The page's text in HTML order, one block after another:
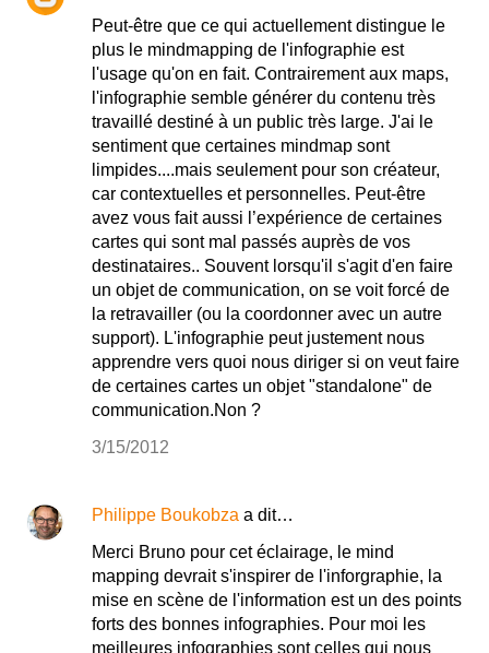
Peut-être que ce qui actuellement distingue le
plus le mindmapping de l'infographie est
l'usage qu'on en fait. Contrairement aux maps,
l'infographie semble générer du contenu très
travaillé destiné à un public très large. J'ai le
sentiment que certaines mindmap sont
limpides....mais seulement pour son créateur,
car contextuelles et personnelles. Peut-être
avez vous fait aussi l’expérience de certaines
cartes qui sont mal passés auprès de vos
destinataires.. Souvent lorsqu'il s'agit d'en faire
un objet de communication, on se voit forcé de
la retravailler (ou la coordonner avec un autre
support). L'infographie peut justement nous
apprendre vers quoi nous diriger si on veut faire
de certaines cartes un objet "standalone" de
communication.Non ?
3/15/2012
Philippe Boukobza a dit…
Merci Bruno pour cet éclairage, le mind
mapping devrait s'inspirer de l'inforgraphie, la
mise en scène de l'information est un des points
forts des bonnes infographies. Pour moi les
meilleures infographies sont celles qui nous